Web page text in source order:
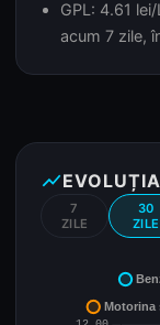
GPL: 4.61
acum 7 zile,
show_chart
7
ZILE
30
ZILE